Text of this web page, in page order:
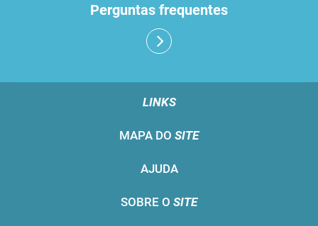
Perguntas frequentes
LINKS
MAPA DO SITE
AJUDA
SOBRE O SITE